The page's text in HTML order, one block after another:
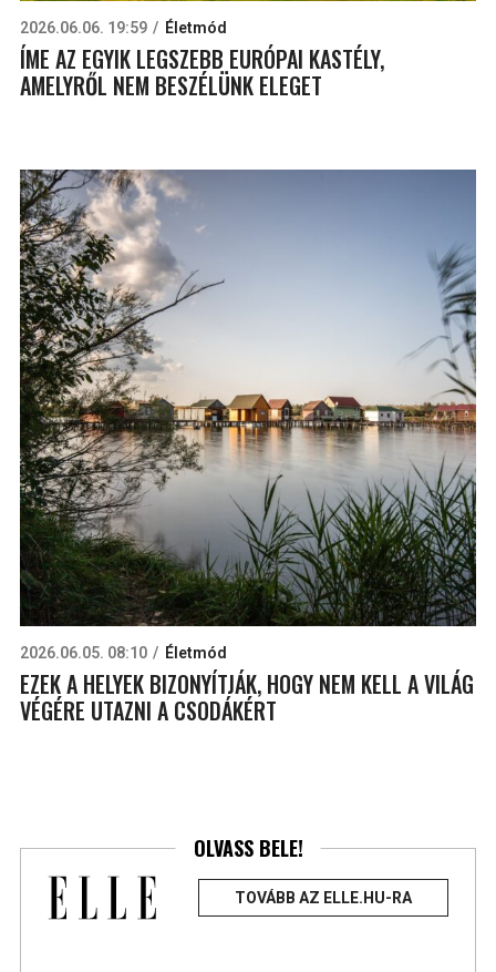
2026.06.06. 19:59 Életmód
ÍME AZ EGYIK LEGSZEBB EURÓPAI KASTÉLY,
AMELYRŐL NEM BESZÉLÜNK ELEGET
2026.06.05. 08:10 Életmód
EZEK A HELYEK BIZONYÍTJÁK, HOGY NEM KELL A VILÁG
VÉGÉRE UTAZNI A CSODÁKÉRT
OLVASS BELE!
TOVÁBB AZ ELLE.HU-RA